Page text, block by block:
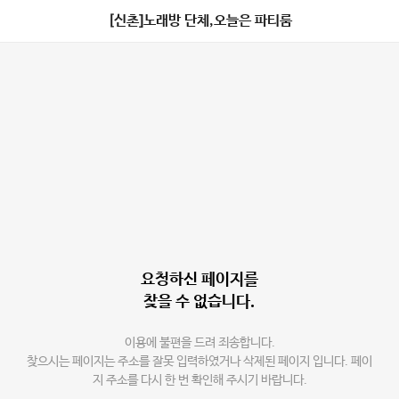
[신촌]노래방 단체,오늘은 파티룸
요청하신 페이지를
찾을 수 없습니다.
이용에 불편을 드려 죄송합니다.
찾으시는 페이지는 주소를 잘못 입력하였거나 삭제된 페이지 입니다. 페이
지 주소를 다시 한 번 확인해 주시기 바랍니다.